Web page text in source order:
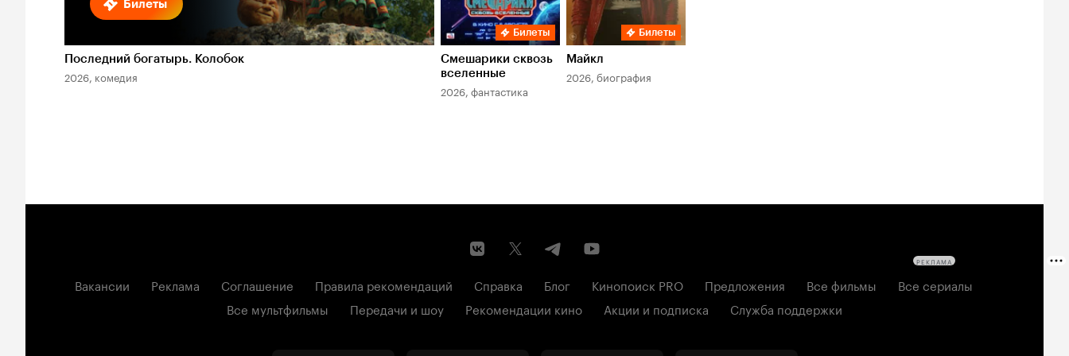
Билеты
Последний богатырь. Колобок
2026, комедия
Билеты
Смешарики сквозь
вселенные
2026, фантастика
Билеты
Майкл
2026, биография
Вакансии Реклама Соглашение Правила рекомендаций Справка Блог Кинопоиск PRO Предложения Все фильмы
Все сериалы
Все мультфильмы
Передачи и шоу Рекомендации кино Акции и подписка Служба поддержки
РЕКЛАМА